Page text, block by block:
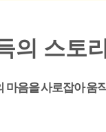
의 스토
마음을 사로잡아 움